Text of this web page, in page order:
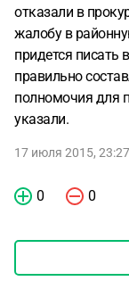
отказали в
жалобу в
придется писать
правильно
полномочия для
указали.
17 июля 2015, 23:27
0 0